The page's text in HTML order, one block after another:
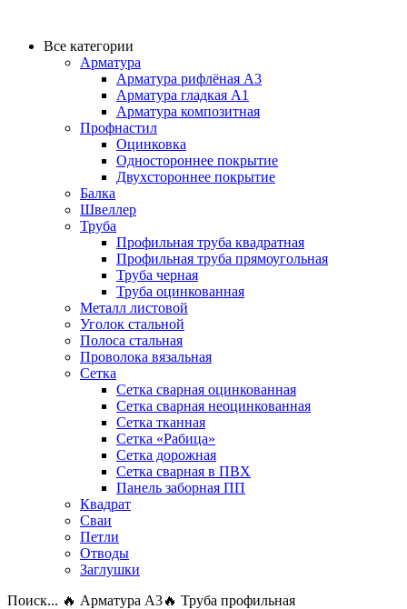
Все категории
Арматура
Арматура рифлёная А3
Арматура гладкая А1
Арматура композитная
Профнастил
Оцинковка
Одностороннее покрытие
Двухстороннее покрытие
Балка
Швеллер
Труба
Профильная труба квадратная
Профильная труба прямоугольная
Труба черная
Труба оцинкованная
Металл листовой
Уголок стальной
Полоса стальная
Проволока вязальная
Сетка
Сетка сварная оцинкованная
Сетка сварная неоцинкованная
Сетка тканная
Сетка «Рабица»
Сетка дорожная
Сетка сварная в ПВХ
Панель заборная ПП
Квадрат
Сваи
Петли
Отводы
Заглушки
Поиск... 🔥 Арматура А3🔥 Труба профильная